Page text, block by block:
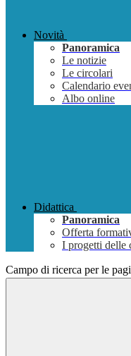
Novità
Panoramica
Le notizie
Le circolari
Calendario
Albo online
Didattica
Panoramica
Offerta
I progetti delle
Campo di ricerca per le